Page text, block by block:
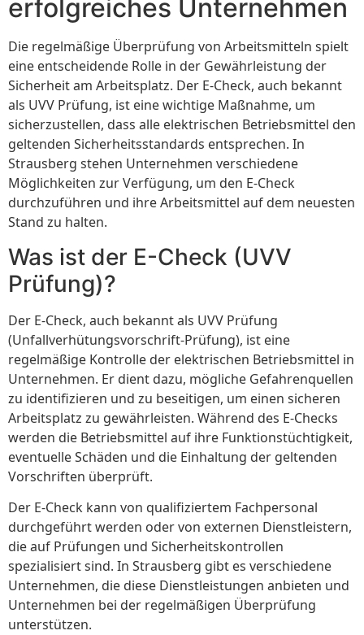
erfolgreiches Unternehmen
Die regelmäßige Überprüfung von Arbeitsmitteln spielt
eine entscheidende Rolle in der Gewährleistung der
Sicherheit am Arbeitsplatz. Der E-Check, auch bekannt
als UVV Prüfung, ist eine wichtige Maßnahme, um
sicherzustellen, dass alle elektrischen Betriebsmittel den
geltenden Sicherheitsstandards entsprechen. In
Strausberg stehen Unternehmen verschiedene
Möglichkeiten zur Verfügung, um den E-Check
durchzuführen und ihre Arbeitsmittel auf dem neuesten
Stand zu halten.
Was ist der E-Check (UVV
Prüfung)?
Der E-Check, auch bekannt als UVV Prüfung
(Unfallverhütungsvorschrift-Prüfung), ist eine
regelmäßige Kontrolle der elektrischen Betriebsmittel in
Unternehmen. Er dient dazu, mögliche Gefahrenquellen
zu identifizieren und zu beseitigen, um einen sicheren
Arbeitsplatz zu gewährleisten. Während des E-Checks
werden die Betriebsmittel auf ihre Funktionstüchtigkeit,
eventuelle Schäden und die Einhaltung der geltenden
Vorschriften überprüft.
Der E-Check kann von qualifiziertem Fachpersonal
durchgeführt werden oder von externen Dienstleistern,
die auf Prüfungen und Sicherheitskontrollen
spezialisiert sind. In Strausberg gibt es verschiedene
Unternehmen, die diese Dienstleistungen anbieten und
Unternehmen bei der regelmäßigen Überprüfung
unterstützen.